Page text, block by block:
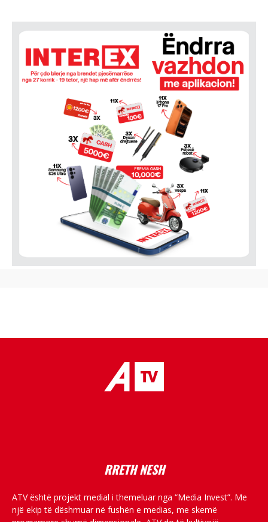
RRETH NESH
ATV është projekt medial i themeluar nga “Media Invest”. Me
një ekip të dëshmuar në fushën e medias, me skemë